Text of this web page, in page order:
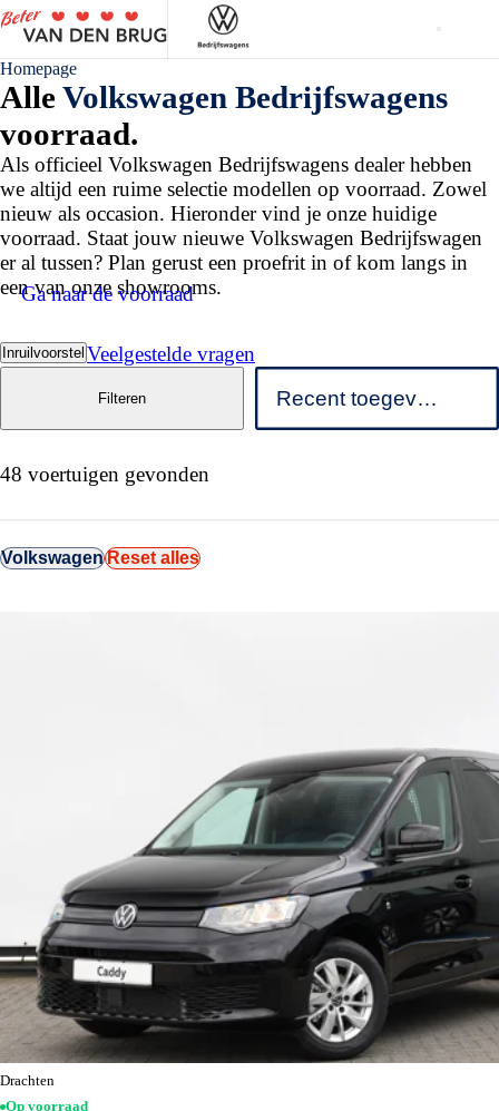
Homepage
AlleVolkswagen Bedrijfswagens
voorraad.
Als officieel Volkswagen Bedrijfswagens dealer hebben
we altijd een ruime selectie modellen op voorraad. Zowel
nieuw als occasion. Hieronder vind je onze huidige
voorraad. Staat jouw nieuwe Volkswagen Bedrijfswagen
er al tussen? Plan gerust een proefrit in of kom langs in
een van onze showrooms.
Inruilvoorstel Veelgestelde vragen
Ga naar de voorraad
48 voertuigen gevonden
Filteren
VolkswagenReset alles
Drachten
Op voorraad